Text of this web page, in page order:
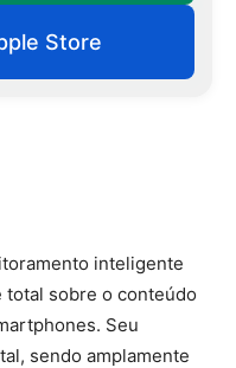
Store
inteligente
sobre o conteúdo
Seu
sendo amplamente